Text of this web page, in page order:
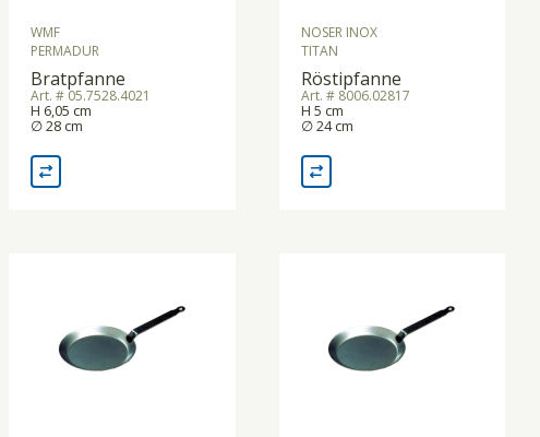
WMF
PERMADUR
Bratpfanne
Art. # 05.7528.4021
H 6,05 cm
∅ 28 cm
NOSER INOX
TITAN
Röstipfanne
Art. # 8006.02817
H 5 cm
∅ 24 cm